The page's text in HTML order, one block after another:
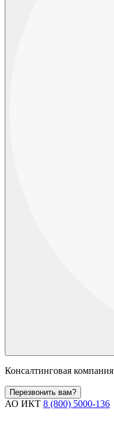
Консалтинговая компания
Перезвонить вам?
АО ИКТ 8 (800) 5000-136